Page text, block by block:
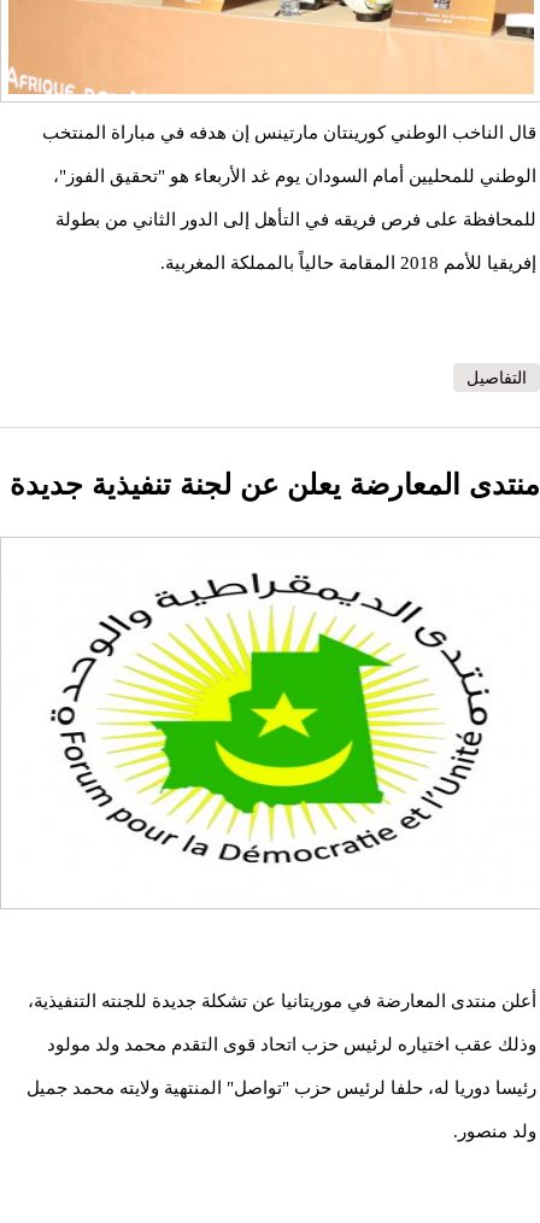
قال الناخب الوطني كورينتان مارتينس إن هدفه في مباراة المنتخب
الوطني للمحليين أمام السودان يوم غد الأربعاء هو "تحقيق الفوز"،
للمحافظة على فرص فريقه في التأهل إلى الدور الثاني من بطولة
إفريقيا للأمم 2018 المقامة حالياً بالمملكة المغربية.
التفاصيل
منتدى المعارضة يعلن عن لجنة تنفيذية جديدة
أعلن منتدى المعارضة في موريتانيا عن تشكلة جديدة للجنته التنفيذية،
وذلك عقب اختياره لرئيس حزب اتحاد قوى التقدم محمد ولد مولود
رئيسا دوريا له، حلفا لرئيس حزب "تواصل" المنتهية ولايته محمد جميل
ولد منصور.